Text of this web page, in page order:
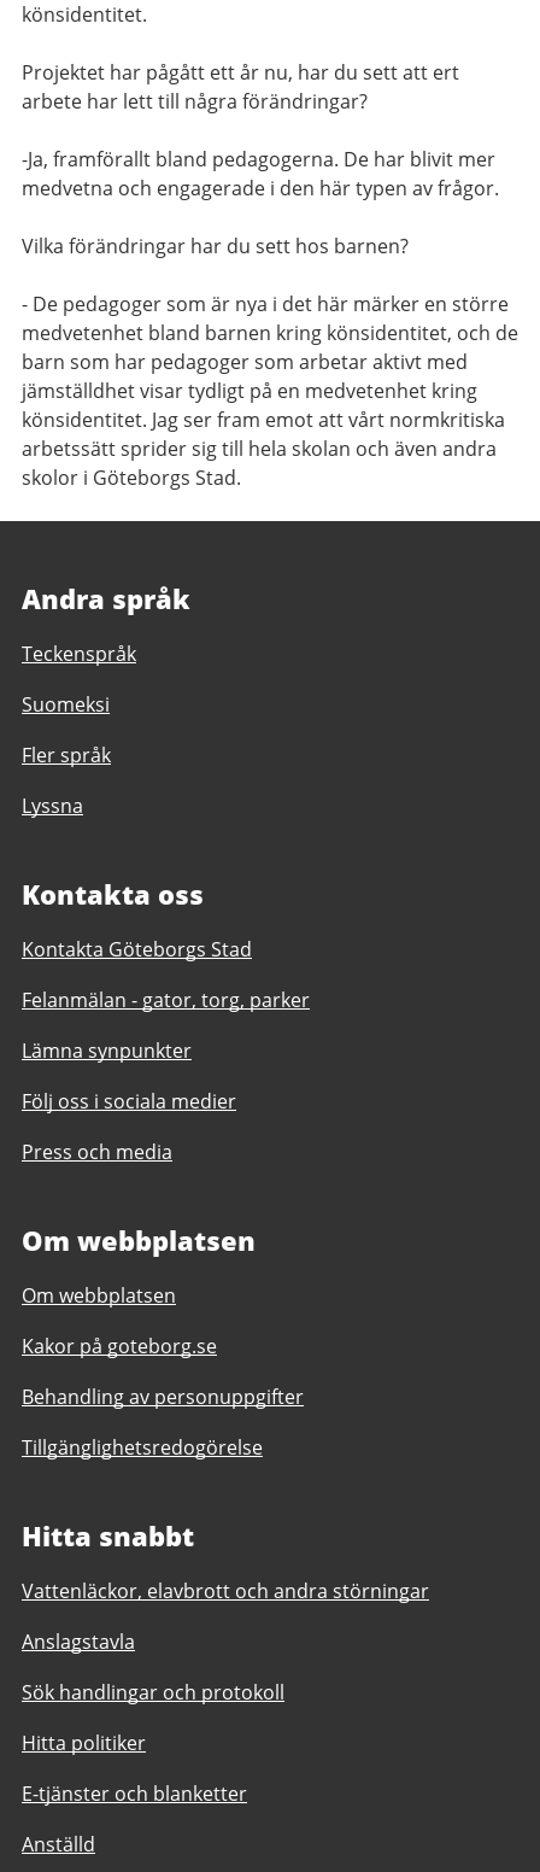
könsidentitet.
Projektet har pågått ett år nu, har du sett att ert
arbete har lett till några förändringar?
-Ja, framförallt bland pedagogerna. De har blivit mer
medvetna och engagerade i den här typen av frågor.
Vilka förändringar har du sett hos barnen?
- De pedagoger som är nya i det här märker en större
medvetenhet bland barnen kring könsidentitet, och de
barn som har pedagoger som arbetar aktivt med
jämställdhet visar tydligt på en medvetenhet kring
könsidentitet. Jag ser fram emot att vårt normkritiska
arbetssätt sprider sig till hela skolan och även andra
skolor i Göteborgs Stad.
Andra språk
Teckenspråk
Suomeksi
Fler språk
Lyssna
Kontakta oss
Kontakta Göteborgs Stad
Felanmälan - gator, torg, parker
Lämna synpunkter
Följ oss i sociala medier
Press och media
Om webbplatsen
Om webbplatsen
Kakor på goteborg.se
Behandling av personuppgifter
Tillgänglighetsredogörelse
Hitta snabbt
Vattenläckor, elavbrott och andra störningar
Anslagstavla
Sök handlingar och protokoll
Hitta politiker
E-tjänster och blanketter
Anställd